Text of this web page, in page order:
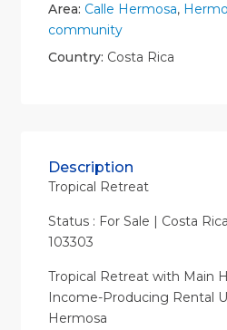
Area: Calle Hermosa,
community
Country: Costa Rica
Description
Tropical Retreat
Status : For Sale | Costa
103303
Tropical Retreat with Main
Income-Producing Rental
Hermosa